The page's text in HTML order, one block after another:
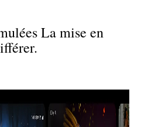
La mise en